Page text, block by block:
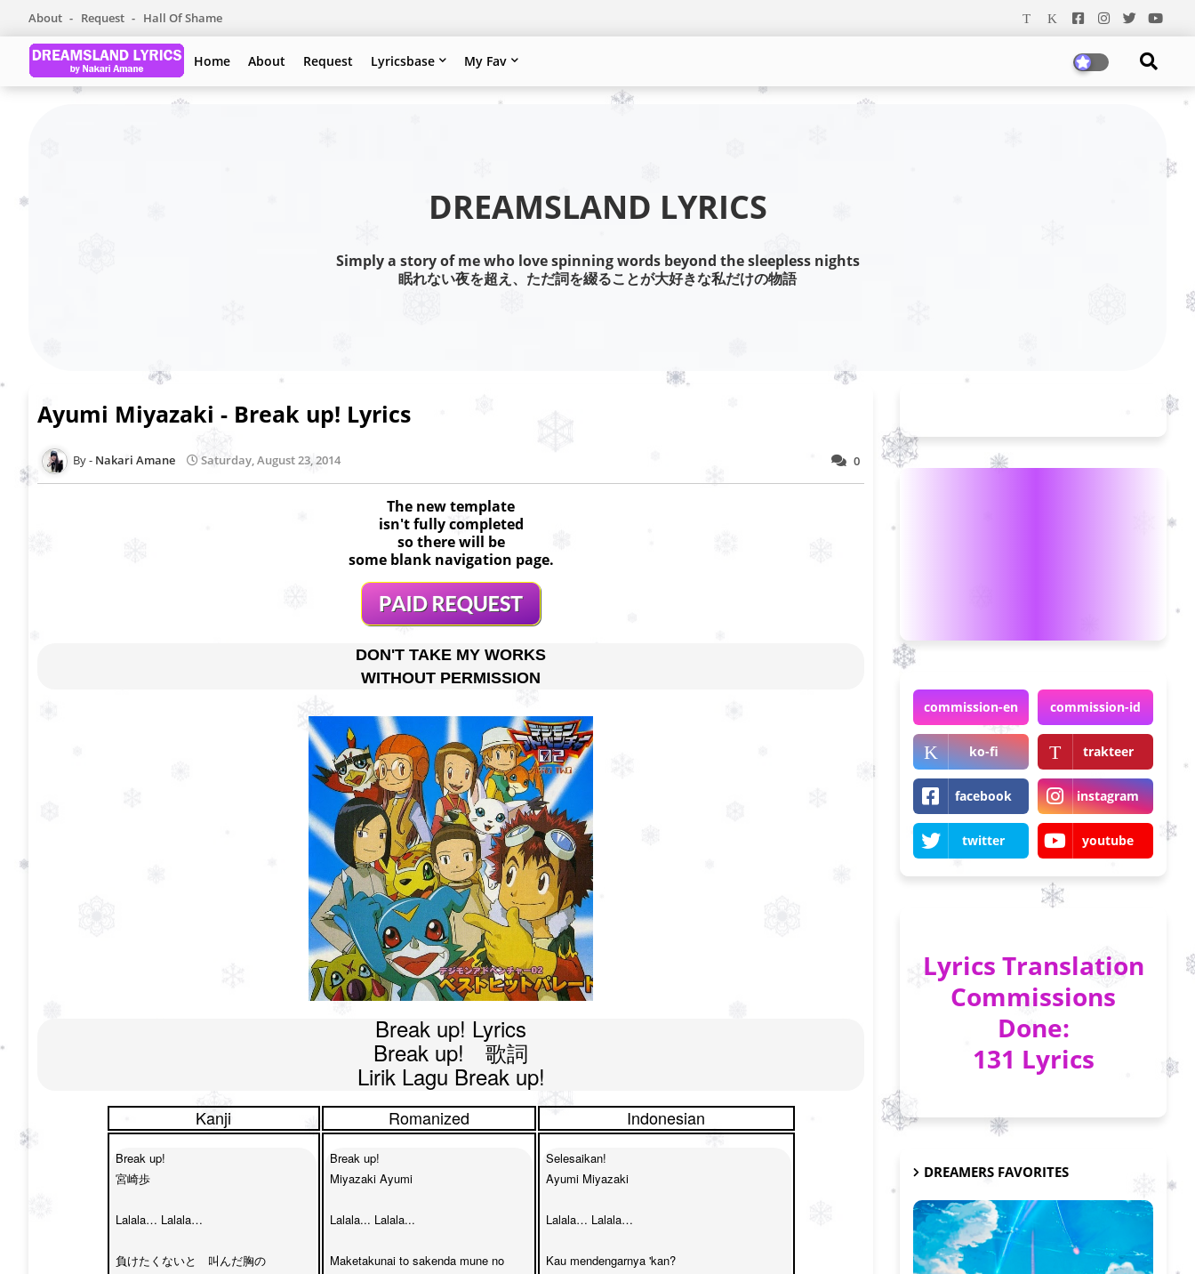
About Request Hall Of Shame
Home About Request Lyricsbase My Fav
DREAMSLAND LYRICS
Simply a story of me who love spinning words beyond the sleepless nights
眠れない夜を超え、ただ詞を綴ることが大好きな私だけの物語
Ayumi Miyazaki - Break up! Lyrics
0
Nakari Amane Saturday, August 23, 2014
The new template
isn't fully completed
so there will be
some blank navigation page.
DON'T TAKE MY WORKS
WITHOUT PERMISSION
Break up! Lyrics
Break up!　歌詞
Lirik Lagu Break up!
Kanji Romanized Indonesian
Break up!
宮崎歩
Lalala… Lalala…
負けたくないと　叫んだ胸の
Break up!
Miyazaki Ayumi
Lalala... Lalala...
Maketakunai to sakenda mune no
Selesaikan!
Ayumi Miyazaki
Lalala… Lalala…
Kau mendengarnya 'kan?
commission-en commission-id
ko-fi trakteer
facebook instagram
twitter youtube
Lyrics Translation
Commissions
Done:
131 Lyrics
DREAMERS FAVORITES